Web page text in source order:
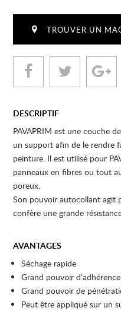
TROUVER UN
DESCRIPTIF
PAVAPRIM est une couche
un support afin de le rendre
peinture. Il est utilisé pour
panneaux en fibres ou tout
poreux.
Son pouvoir autocollant agit
confère une grande
AVANTAGES
Séchage rapide
Grand pouvoir d’adhérence
Grand pouvoir de
Peut être appliqué sur un